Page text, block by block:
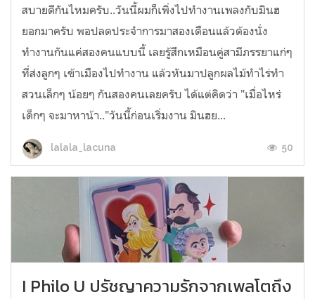
สบายดีกันไหมครับ..วันนี้ผมก็เพิ่งไปทำงานเพลงกับมินฮ
ยอกมาครับ พอปลดประจำการมาสองเดือนแล้วต้องนั่ง
ทำงานกันแค่สองคนแบบนี้ เลยรู้สึกเหมือนคู่สามีภรรยาแก่ๆ
ที่ส่งลูกๆ เข้าเมืองไปทำงาน แล้วหันมาปลูกผลไม้ทำไร่ทำ
สวนเล็กๆ น้อยๆ กันสองคนเลยครับ ได้แต่คิดว่า "เมื่อไหร่
เด็กๆ จะมาหาน้า.."วันนี้ก่อนเริ่มงาน มินฮย...
lalala_lacuna 50
I Philo U ปรัชญาความรักจากเพลโตถึง